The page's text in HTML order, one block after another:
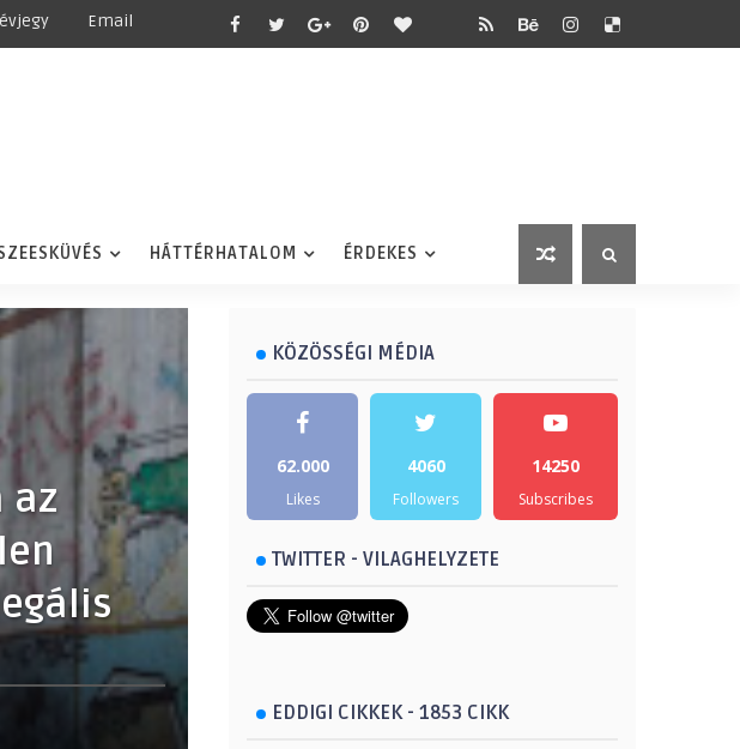
Email
HÁTTÉRHATALOM ÉRDEKES
az
KÖZÖSSÉGI MÉDIA
62.000
Likes
4060
Followers
14250
Subscribes
TWITTER - VILAGHELYZETE
EDDIGI CIKKEK - 1853 CIKK